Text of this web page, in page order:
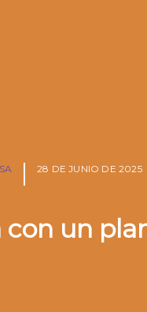
28 DE JUNIO DE 2025
un